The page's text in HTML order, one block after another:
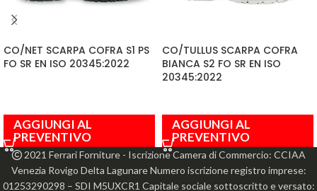
CO/NET SCARPA COFRA S1 PS
FO SR EN ISO 20345:2022
AGGIUNGI AL
PREVENTIVO
CO/TULLUS SCARPA COFRA
BIANCA S2 FO SR EN ISO
20345:2022
AGGIUNGI AL
PREVENTIVO
2021 Ferrari Forniture - Iscrizione Camera di Commercio: CCIAA
Venezia Rovigo Delta Lagunare Numero iscrizione registro imprese:
01253290298 – SDI M5UXCR1 Capitale sociale sottoscritto e versato: